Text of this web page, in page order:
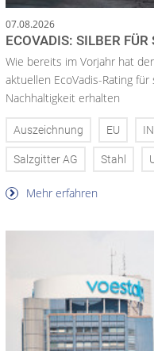
07.08.2026
ECOVADIS: SILBER
Wie bereits im Vorjahr hat
aktuellen EcoVadis-Rating
Nachhaltigkeit erhalten
Auszeichnung EU
Salzgitter AG Stahl
Mehr erfahren